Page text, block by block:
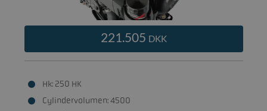
221.505 DKK
Hk: 250 HK
Cylindervolumen: 4500